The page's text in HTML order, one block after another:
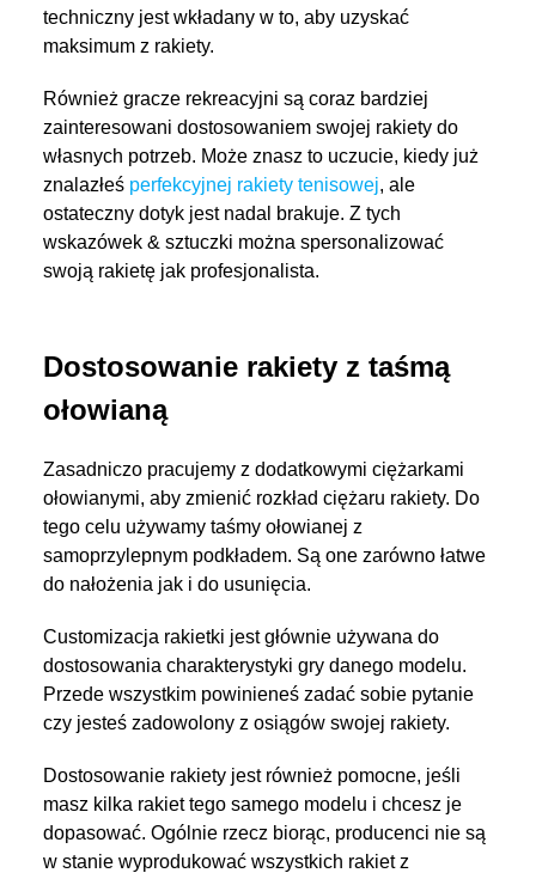
techniczny jest wkładany w to, aby uzyskać
maksimum z rakiety.
Również gracze rekreacyjni są coraz bardziej
zainteresowani dostosowaniem swojej rakiety do
własnych potrzeb. Może znasz to uczucie, kiedy już
znalazłeś perfekcyjnej rakiety tenisowej, ale
ostateczny dotyk jest nadal brakuje. Z tych
wskazówek & sztuczki można spersonalizować
swoją rakietę jak profesjonalista.
Dostosowanie rakiety z taśmą
ołowianą
Zasadniczo pracujemy z dodatkowymi ciężarkami
ołowianymi, aby zmienić rozkład ciężaru rakiety. Do
tego celu używamy taśmy ołowianej z
samoprzylepnym podkładem. Są one zarówno łatwe
do nałożenia jak i do usunięcia.
Customizacja rakietki jest głównie używana do
dostosowania charakterystyki gry danego modelu.
Przede wszystkim powinieneś zadać sobie pytanie
czy jesteś zadowolony z osiągów swojej rakiety.
Dostosowanie rakiety jest również pomocne, jeśli
masz kilka rakiet tego samego modelu i chcesz je
dopasować. Ogólnie rzecz biorąc, producenci nie są
w stanie wyprodukować wszystkich rakiet z